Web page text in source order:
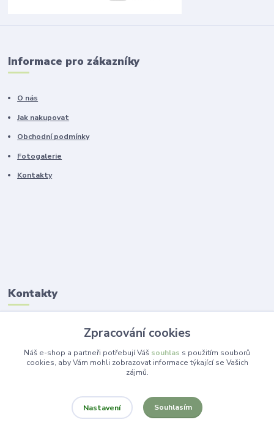
Informace pro zákazníky
O nás
Jak nakupovat
Obchodní podmínky
Fotogalerie
Kontakty
Kontakty
(Po-Pá, 14 -19 hod.)
Zpracování cookies
Náš e-shop a partneři potřebují Váš souhlas s použitím souborů
cookies, aby Vám mohli zobrazovat informace týkající se Vašich
zájmů.
Nastavení Souhlasím